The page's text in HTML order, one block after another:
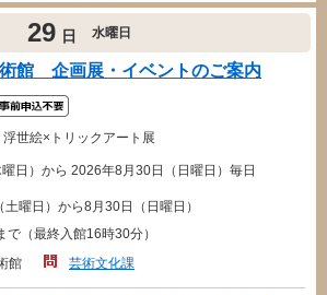
29 日 水曜日
館 企画展・イベントのご案内
世絵×トリックアート展
日）から 2026年8月30日（日曜日）毎日
曜日）から8月30日（日曜日）
最終入館16時30分）
館
芸術文化課